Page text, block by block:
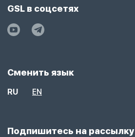
GSL в соцсетях
Сменить язык
RU EN
Подпишитесь на рассылку